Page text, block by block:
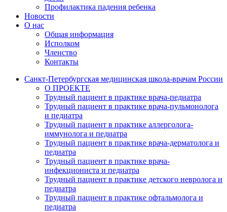
Профилактика падения ребенка
Новости
О нас
Общая информация
Исполком
Членство
Контакты
Санкт-Петербургская медицинская школа-врачам России
О ПРОЕКТЕ
Трудный пациент в практике врача-педиатра
Трудный пациент в практике врача-пульмонолога
и педиатра
Трудный пациент в практике аллерголога-
иммунолога и педиатра
Трудный пациент в практике врача-дерматолога и
педиатра
Трудный пациент в практике врача-
инфекциониста и педиатра
Трудный пациент в практике детского невролога и
педиатра
Трудный пациент в практике офтальмолога и
педиатра